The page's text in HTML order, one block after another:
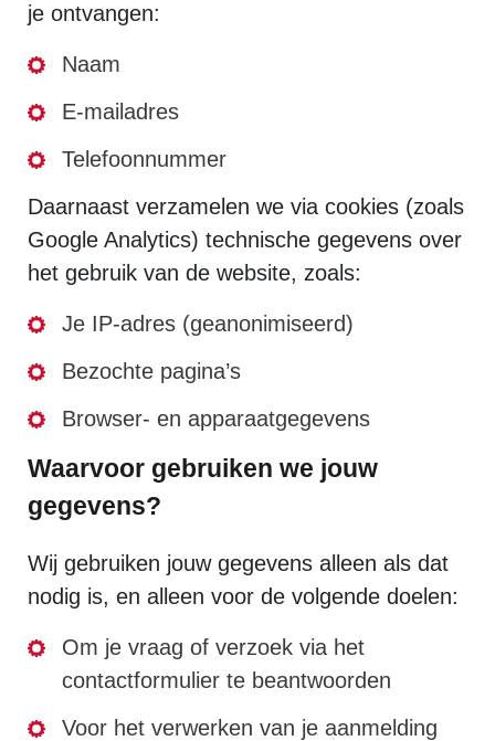
je ontvangen:
Naam
E-mailadres
Telefoonnummer
Daarnaast verzamelen we via cookies (zoals
Google Analytics) technische gegevens over
het gebruik van de website, zoals:
Je IP-adres (geanonimiseerd)
Bezochte pagina’s
Browser- en apparaatgegevens
Waarvoor gebruiken we jouw
gegevens?
Wij gebruiken jouw gegevens alleen als dat
nodig is, en alleen voor de volgende doelen:
Om je vraag of verzoek via het
contactformulier te beantwoorden
Voor het verwerken van je aanmelding